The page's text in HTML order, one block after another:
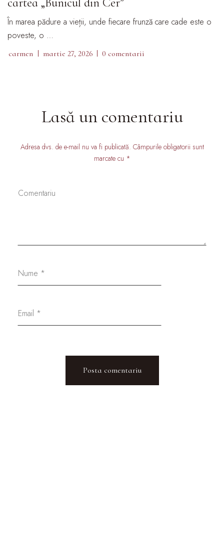
În marea pădure a vieții, unde fiecare frunză care cade este o
poveste, o …
carmen martie 27, 2026 0 comentarii
Lasă un comentariu
Adresa dvs. de e-mail nu va fi publicată. Câmpurile obligatorii sunt
marcate cu *